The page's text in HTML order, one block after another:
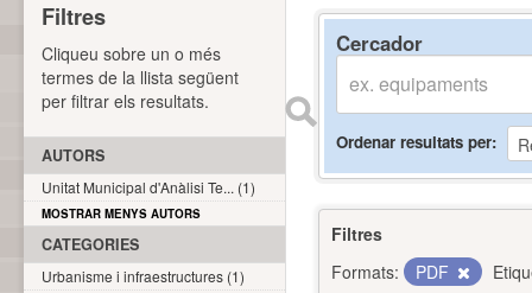
Cercador
Ordenar resultats per
Filtres
Formats:
PDF
Filtres
Cliqueu sobre un o més
termes de la llista següent
per filtrar els resultats.
AUTORS
Unitat Municipal d'Anàlisi Te... (1)
MOSTRAR MENYS AUTORS
CATEGORIES
Urbanisme i infraestructures (1)